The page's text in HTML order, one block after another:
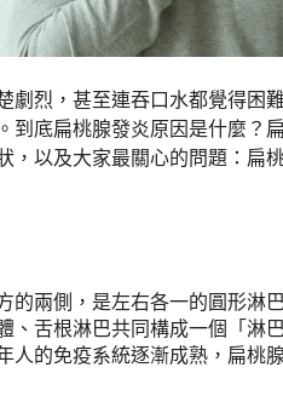
劇烈，甚至連吞口水都覺得困
到底扁桃腺發炎原因是什麼？
，以及大家最關心的問題：扁
的兩側，是左右各一的圓形淋
、舌根淋巴共同構成一個「淋
人的免疫系統逐漸成熟，扁桃